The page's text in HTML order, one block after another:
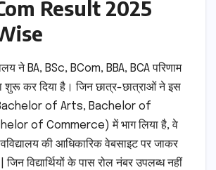
Result 2025
ने BA, BSc, BCom, BBA, BCA परिणाम
शुरू कर दिया है। जिन छात्र-छात्राओं ने इस
(Bachelor of Arts, Bachelor of
of Commerce) में भाग लिया है, वे
की आधिकारिक वेबसाइट पर जाकर
विद्यार्थियों के पास रोल नंबर उपलब्ध नहीं